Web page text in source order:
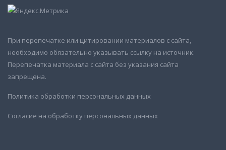
При перепечатке или цитировании материалов с сайта,
необходимо обязательно указывать ссылку на источник.
Перепечатка материала с сайта без указания сайта
запрещена.
Политика обработки персональных данных
Согласие на обработку персональных данных